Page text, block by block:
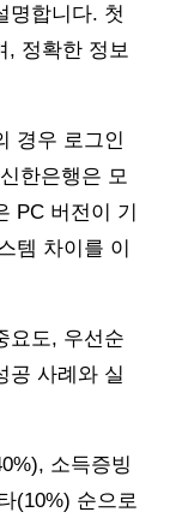
명합니다. 첫
, 정확한 정보
경우 로그인
한은행은 모
PC 버전이 기
템 차이를 이
요도, 우선순
공 사례와 실
소득증빙
(10%) 순으로